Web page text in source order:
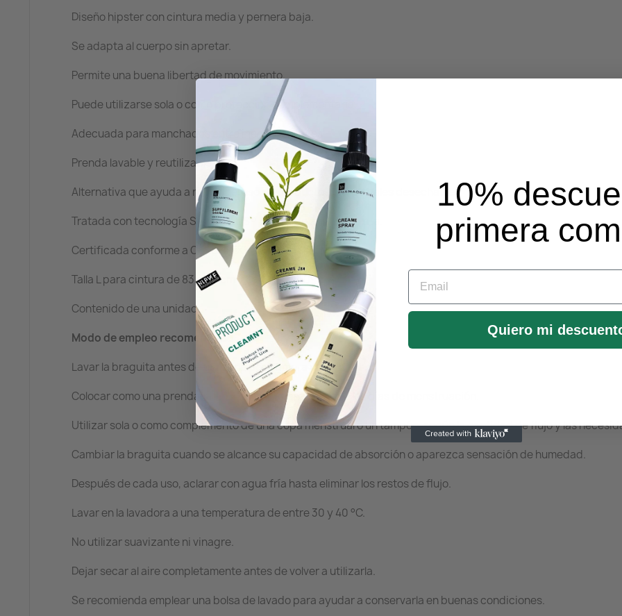
Diseño hipster con cintura media y pernera baja.
Se adapta al cuerpo sin apretar.
Permite una buena libertad de movimiento.
Puede utilizarse sola o como protección complementaria.
Adecuada para manchados entre menstruaciones.
Prenda lavable y reutilizable.
Alternativa que ayuda a reducir el uso de productos menstruales desechables.
Tratada con tecnología SILVERPLUS® a base de iones de plata.
Certificada conforme a OEKO-TEX® Standard 100.
Talla L para cintura de 83 a 92 cm y cadera de 109 a 118 cm.
Contenido de una unidad.
Modo de empleo recomendado:
Lavar la braguita antes de utilizarla por primera vez.
Colocar como una prenda interior convencional durante los días de menstruación.
Utilizar sola o como complemento de una copa menstrual o un tampón, según la cantidad de flujo y las
Cambiar la braguita cuando se alcance su capacidad de absorción o aparezca sensación de humedad.
Después de cada uso, aclarar con agua fría hasta eliminar los restos de flujo.
Lavar en la lavadora a una temperatura de entre 30 y 40 °C.
No utilizar suavizante ni vinagre.
Dejar secar al aire completamente antes de volver a utilizarla.
Se recomienda emplear una bolsa de lavado para ayudar a conservarla en buenas condiciones.
10%
primera
Email
Quiero mi